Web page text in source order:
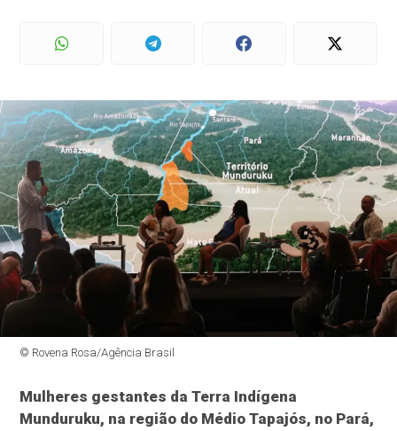
© Rovena Rosa/Agência Brasil
Mulheres gestantes da Terra Indígena
Munduruku, na região do Médio Tapajós, no Pará,